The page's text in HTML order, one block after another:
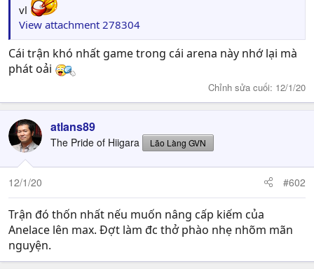
vl
View attachment 278304
Cái trận khó nhất game trong cái arena này nhớ lại mà
phát oải
Chỉnh sửa cuối: 12/1/20
atlans89
The Pride of Hiigara Lão Làng GVN
12/1/20 #602
Trận đó thốn nhất nếu muốn nâng cấp kiếm của
Anelace lên max. Đợt làm đc thở phào nhẹ nhõm mãn
nguyện.